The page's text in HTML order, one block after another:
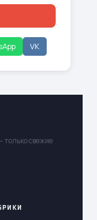
VK
только свежие